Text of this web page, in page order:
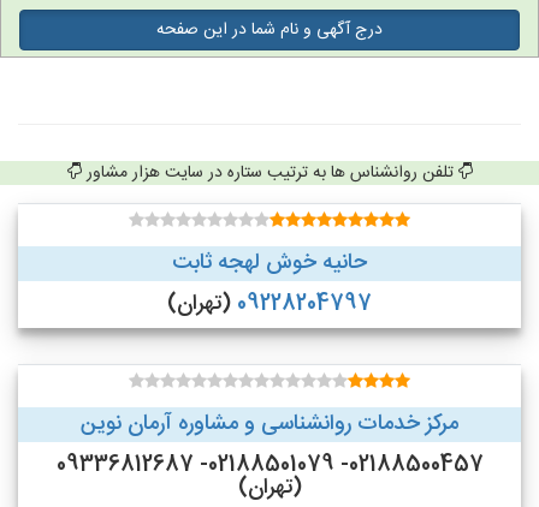
درج آگهی و نام شما در این صفحه
تلفن روانشناس ها به ترتیب ستاره در سایت هزار مشاور
حانیه خوش لهجه ثابت
09228204797 (تهران)
مرکز خدمات روانشناسی و مشاوره آرمان نوین
02188500457- 02188501079- 09336812687
(تهران)